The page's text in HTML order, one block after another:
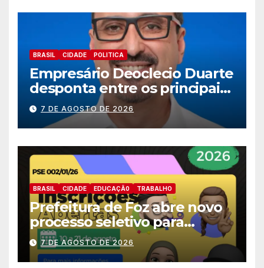
BRASIL CIDADE POLITICA
Empresário Deoclecio Duarte
desponta entre os principais
nomes do União Brasil para
deputado estadual
7 DE AGOSTO DE 2026
BRASIL CIDADE EDUCAÇÃ0 TRABALHO
Prefeitura de Foz abre novo
processo seletivo para
estagiários
7 DE AGOSTO DE 2026